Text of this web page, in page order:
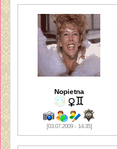
Nopietna
[03.07.2009 - 14:35]